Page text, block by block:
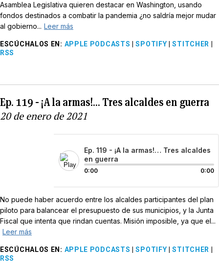
Asamblea Legislativa quieren destacar en Washington, usando
fondos destinados a combatir la pandemia ¿no saldría mejor mudar
al gobierno... Leer más
ESCÚCHALOS EN : APPLE PODCASTS |SPOTIFY |STITCHER
RSS
Ep. 119 - ¡A la armas!… Tres alcaldes en guerra
20 de enero de 2021
Ep. 119 - ¡A la armas!… Tres alcaldes
en guerra
0:00 0:00
No puede haber acuerdo entre los alcaldes participantes del plan
piloto para balancear el presupuesto de sus municipios, y la Junta
Fiscal que intenta que rindan cuentas. Misión imposible, ya que el...
Leer más
ESCÚCHALOS EN : APPLE PODCASTS |SPOTIFY |STITCHER
RSS